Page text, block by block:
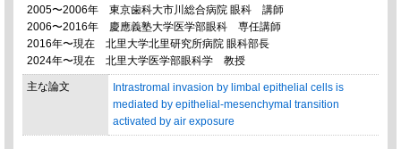
2005〜2006年 東京歯科大市川総合病院 眼科 講師
2006〜2016年 慶應義塾大学医学部眼科 専任講師
2016年〜現在 北里大学北里研究所病院 眼科部長
2024年〜現在 北里大学医学部眼科学 教授
主な論文
Intrastromal invasion by limbal epithelial cells is
mediated by epithelial-mesenchymal transition
activated by air exposure